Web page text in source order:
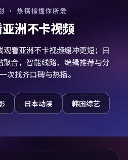
· 热播榜懂你所爱
洲不卡视频
看亚洲不卡视频缓冲更短；日
合，智能线路、编辑推荐与分
次找齐口碑与热播。
日本动漫 韩国综艺